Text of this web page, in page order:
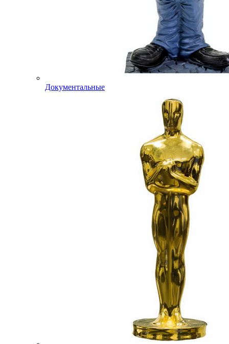
Документальные